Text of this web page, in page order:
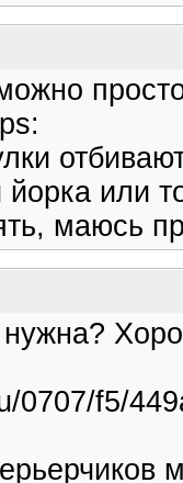
или
маюсь
0707/f5/